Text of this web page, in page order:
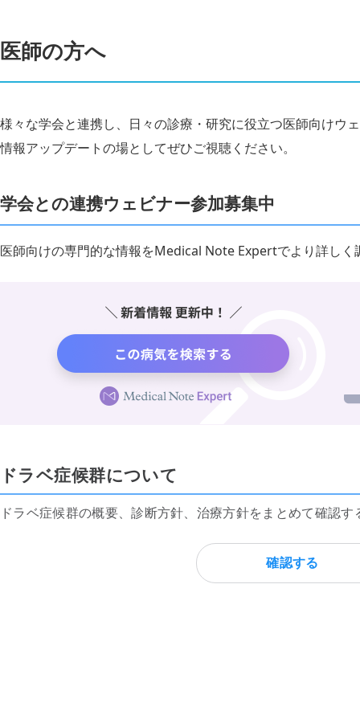
医師の方へ
様々な学会と連携し、日々の診療・研究に役立つ医師向けウ
情報アップデートの場としてぜひご視聴ください。
学会との連携ウェビナー参加募集中
医師向けの専門的な情報をMedical Note Expertでより詳しく
ドラベ症候群について
ドラベ症候群の概要、診断方針、治療方針をまとめて確認
確認する